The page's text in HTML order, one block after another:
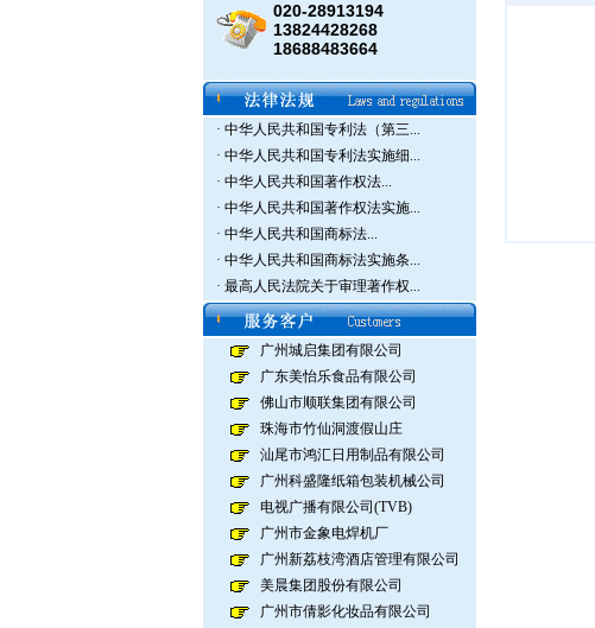
020-28913194
13824428268
18688483664
· 中华人民共和国专利法（第三...
· 中华人民共和国专利法实施细...
· 中华人民共和国著作权法...
· 中华人民共和国著作权法实施...
· 中华人民共和国商标法...
· 中华人民共和国商标法实施条...
· 最高人民法院关于审理著作权...
广州城启集团有限公司
广东美怡乐食品有限公司
佛山市顺联集团有限公司
珠海市竹仙洞渡假山庄
汕尾市鸿汇日用制品有限公司
广州科盛隆纸箱包装机械公司
电视广播有限公司(TVB)
广州市金象电焊机厂
广州新荔枝湾酒店管理有限公司
美晨集团股份有限公司
广州市倩影化妆品有限公司